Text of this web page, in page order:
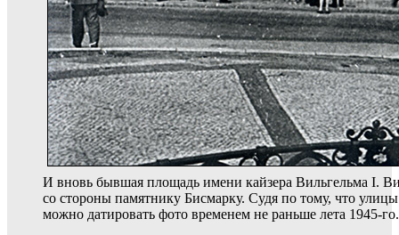
И вновь бывшая площадь имени кайзера Вильгельма I.
со стороны памятнику Бисмарку. Судя по тому, что
можно датировать фото временем не раньше лета 1945-